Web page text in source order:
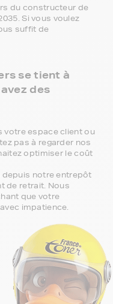
du constructeur de
Si vous voulez
suffit de
se tient à
des
votre espace client ou
pas à regarder nos
optimiser le coût
notre entrepôt
de retrait. Nous
que votre
impatience.